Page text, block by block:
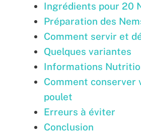
Ingrédients pour 20
Préparation des
Comment servir et
Quelques variantes
Informations
Comment conserver
poulet
Erreurs à éviter
Conclusion